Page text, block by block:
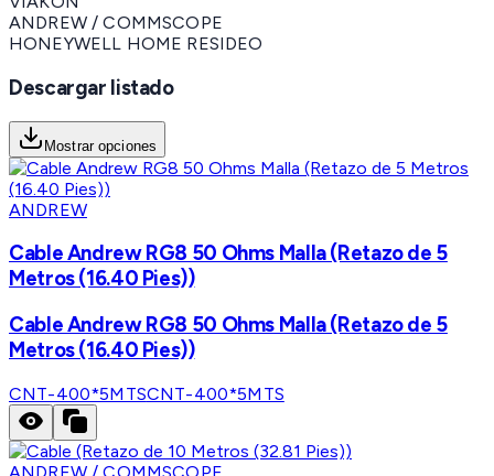
ANDREW / COMMSCOPE
HONEYWELL HOME RESIDEO
Descargar listado
Mostrar opciones
ANDREW
Cable Andrew RG8 50 Ohms Malla (Retazo de 5
Metros (16.40 Pies))
Cable Andrew RG8 50 Ohms Malla (Retazo de 5
Metros (16.40 Pies))
CNT-400*5MTSCNT-400*5MTS